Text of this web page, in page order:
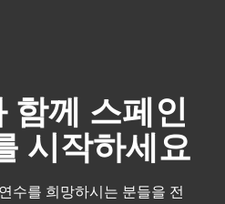
함께 스페인
시작하세요
수를 희망하시는 분들을 전